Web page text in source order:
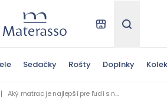
Materasso Kde kúpiťHľadať
Sedačky Rošty Doplnky
Aký matrac je najlepší pre ľudí s nadváhou